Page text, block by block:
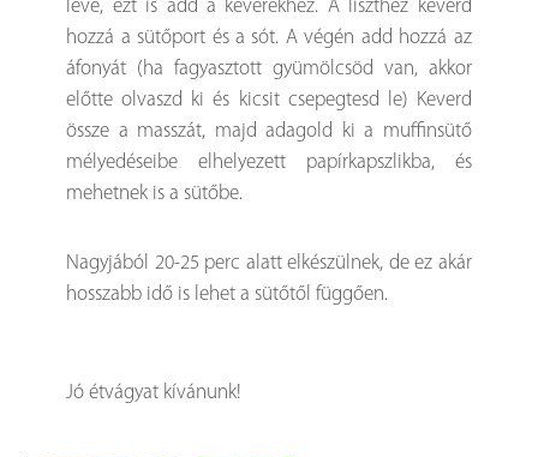
leve, ezt is add a keverékhez. A liszthez keverd
hozzá a sütőport és a sót. A végén add hozzá az
áfonyát (ha fagyasztott gyümölcsöd van, akkor
előtte olvaszd ki és kicsit csepegtesd le) Keverd
össze a masszát, majd adagold ki a muffinsütő
mélyedéseibe elhelyezett papírkapszlikba, és
mehetnek is a sütőbe.
Nagyjából 20-25 perc alatt elkészülnek, de ez akár
hosszabb idő is lehet a sütőtől függően.
Jó étvágyat kívánunk!